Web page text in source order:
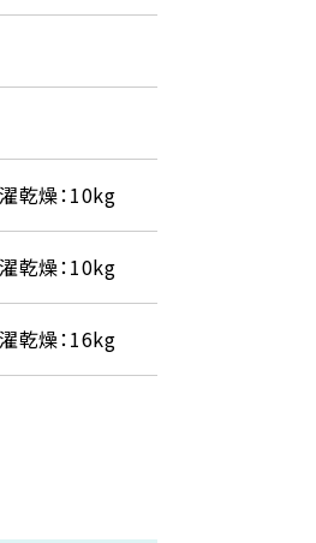
乾燥：10kg
乾燥：10kg
乾燥：16kg